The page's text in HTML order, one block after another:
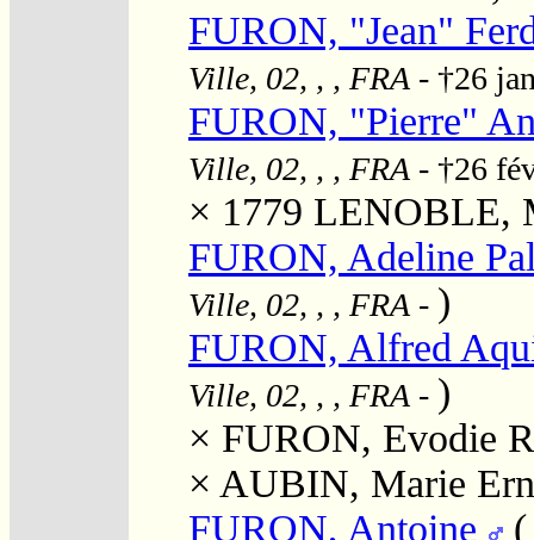
FURON, "Jean"
Ville, 02, , , FRA - †26
FURON, "Pierre"
Ville, 02, , , FRA - †26
× 1779 LENOBLE,
FURON, Adeline
Ville, 02, , , FRA - )
FURON, Alfred
Ville, 02, , , FRA - )
× FURON, Evodie
× AUBIN, Marie
FURON, Antoine